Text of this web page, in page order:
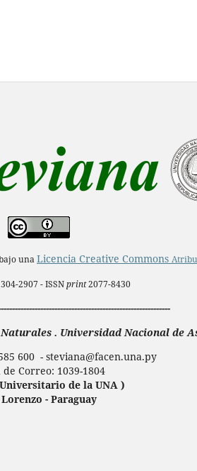
unaLicencia Creative Commons
2907 - ISSNprint2077-8430
. Universidad Nacional de
600 - steviana@facen.una.py
de Correo: 1039-1804
de la UNA )
Lorenzo - Paraguay